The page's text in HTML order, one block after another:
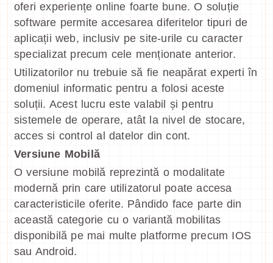
oferi experiențe online foarte bune. O soluție
software permite accesarea diferitelor tipuri de
aplicații web, inclusiv pe site-urile cu caracter
specializat precum cele menționate anterior.
Utilizatorilor nu trebuie să fie neapărat experti în
domeniul informatic pentru a folosi aceste
soluții. Acest lucru este valabil și pentru
sistemele de operare, atât la nivel de stocare,
acces si control al datelor din cont.
Versiune Mobilă
O versiune mobilă reprezintă o modalitate
modernă prin care utilizatorul poate accesa
caracteristicile oferite. Pândido face parte din
această categorie cu o variantă mobilitas
disponibilă pe mai multe platforme precum IOS
sau Android.